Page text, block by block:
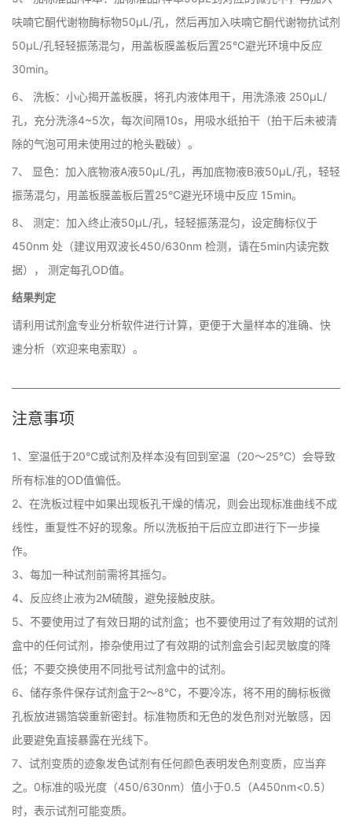
呋喃它酮代谢物酶标物50μL/孔，然后再加入呋喃它酮代谢物抗试剂
50μL/孔轻轻振荡混匀，用盖板膜盖板后置25°C避光环境中反应
30min。
6、 洗板：小心揭开盖板膜，将孔内液体甩干，用洗涤液 250μL/
孔，充分洗涤4~5次，每次间隔10s，用吸水纸拍干（拍干后未被清
除的气泡可用未使用过的枪头戳破）。
7、 显色：加入底物液A液50μL/孔，再加底物液B液50μL/孔，轻轻
振荡混匀，用盖板膜盖板后置25°C避光环境中反应 15min。
8、 测定：加入终止液50μL/孔，轻轻振荡混匀，设定酶标仪于
450nm 处（建议用双波长450/630nm 检测，请在5min内读完数
据）， 测定每孔OD值。
结果判定
请利用试剂盒专业分析软件进行计算，更便于大量样本的准确、快
速分析（欢迎来电索取）。
注意事项
1、室温低于20°C或试剂及样本没有回到室温（20～25°C）会导致
所有标准的OD值偏低。
2、在洗板过程中如果出现板孔干燥的情况，则会出现标准曲线不成
线性，重复性不好的现象。所以洗板拍干后应立即进行下一步操
作。
3、每加一种试剂前需将其摇匀。
4、反应终止液为2M硫酸，避免接触皮肤。
5、不要使用过了有效日期的试剂盒；也不要使用过了有效期的试剂
盒中的任何试剂，掺杂使用过了有效期的试剂盒会引起灵敏度的降
低；不要交换使用不同批号试剂盒中的试剂。
6、储存条件保存试剂盒于2～8°C，不要冷冻，将不用的酶标板微
孔板放进锡箔袋重新密封。标准物质和无色的发色剂对光敏感，因
此要避免直接暴露在光线下。
7、试剂变质的迹象发色试剂有任何颜色表明发色剂变质，应当弃
之。0标准的吸光度（450/630nm）值小于0.5（A450nm<0.5）
时，表示试剂可能变质。